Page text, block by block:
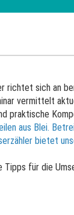
richtet sich an
vermittelt
praktische
aus Blei.
bietet
für die